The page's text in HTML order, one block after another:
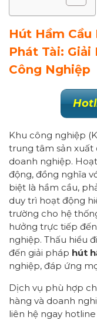
Hút Hầm Cầu
Phát Tài: Giải
Công Nghiệp
Khu công nghiệp
trung tâm sản xuất
doanh nghiệp.
động, đồng nghĩa
biệt là hầm cầu,
duy trì hoạt động
trường cho hệ
hưởng trực tiếp
nghiệp. Thấu hiểu
đến giải pháp hút
nghiệp, đáp ứng
Dịch vụ phù hợp
hàng và doanh
liên hệ ngay hotline